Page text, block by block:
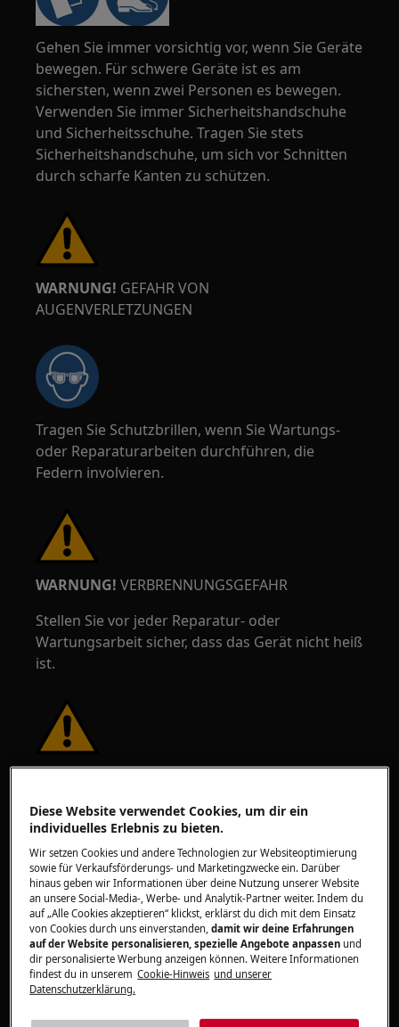
Gehen Sie immer vorsichtig vor, wenn Sie Geräte
bewegen. Für schwere Geräte ist es am
sichersten, wenn zwei Personen es bewegen.
Verwenden Sie immer Sicherheitshandschuhe
und Sicherheitsschuhe. Tragen Sie stets
Sicherheitshandschuhe, um sich vor Schnitten
durch scharfe Kanten zu schützen.
WARNUNG! GEFAHR VON
AUGENVERLETZUNGEN
Tragen Sie Schutzbrillen, wenn Sie Wartungs-
oder Reparaturarbeiten durchführen, die
Federn involvieren.
WARNUNG! VERBRENNUNGSGEFAHR
Stellen Sie vor jeder Reparatur- oder
Wartungsarbeit sicher, dass das Gerät nicht heiß
ist.
WARNUNG!NICHT FÜR KINDER GEEIGNET
Halten Sie alle Kleinteile und Verpackungen
außerhalb der Reichweite von Kindern unter 3
Jahren aufgrund der Erstickungsgefahr. Die
Installation und Verwendung sollte nur von
Erwachsenen durchgeführt werden.
Stellen Sie sicher, dass Sie das Produkt nur zu
Diese Website verwendet Cookies, um dir ein
individuelles Erlebnis zu bieten.
Wir setzen Cookies und andere Technologien zur Websiteoptimierung
sowie für Verkaufsförderungs- und Marketingzwecke ein. Darüber
hinaus geben wir Informationen über deine Nutzung unserer Website
an unsere Social-Media-, Werbe- und Analytik-Partner weiter. Indem du
auf „Alle Cookies akzeptieren“ klickst, erklärst du dich mit dem Einsatz
von Cookies durch uns einverstanden,damit wir deine Erfahrungen
auf der Website personalisieren, spezielle Angebote anpassen und
dir personalisierte Werbung anzeigen können. Weitere Informationen
findest du in unserem Cookie-Hinweis und unserer
Datenschutzerklärung.